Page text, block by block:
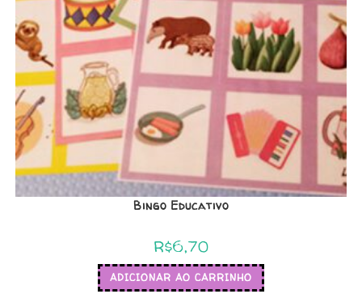
Bingo Educativo
R$6,70
ADICIONAR AO CARRINHO